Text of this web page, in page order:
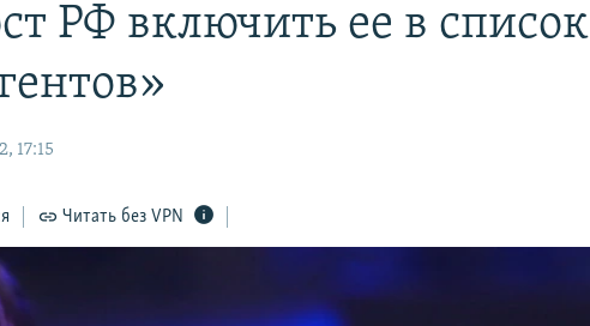
РФ включить ее в список
17:15
Читать без VPN